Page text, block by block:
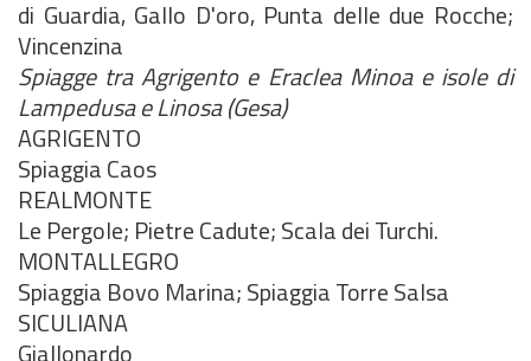
di Guardia, Gallo D'oro, Punta delle due Rocche;
Vincenzina
Spiagge tra Agrigento e Eraclea Minoa e isole di
Lampedusa e Linosa (Gesa)
AGRIGENTO
Spiaggia Caos
REALMONTE
Le Pergole; Pietre Cadute; Scala dei Turchi.
MONTALLEGRO
Spiaggia Bovo Marina; Spiaggia Torre Salsa
SICULIANA
Giallonardo